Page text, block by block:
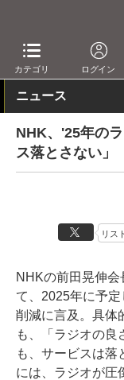
カテゴリ ログイン
AV Watch 動向 業
ニュース
NHK、'25年の
ス落とさない」
リス
NHKの前田晃伸
て、2025年に予定
削減に言及。具体
も、「ラジオの良
も、サービスは落
には、ラジオが圧